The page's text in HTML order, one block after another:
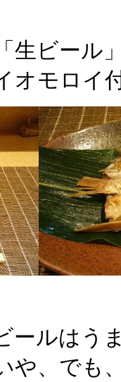
ビール
オモロイ
ールはう
や、でも